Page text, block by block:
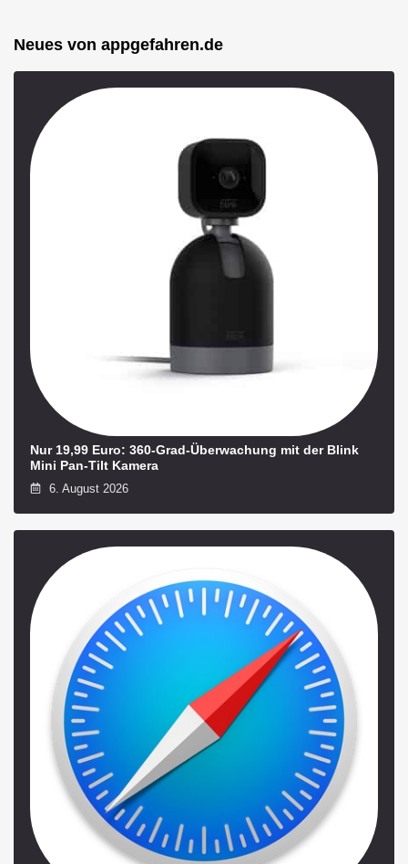
Neues von appgefahren.de
Nur 19,99 Euro: 360-Grad-Überwachung mit der Blink
Mini Pan-Tilt Kamera
6. August 2026